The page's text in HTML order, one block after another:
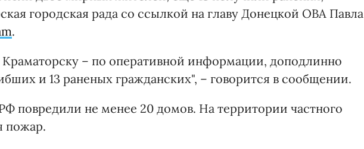
городская рада со ссылкой на главу Донецкой ОВА Павла
.
– по оперативной информации, доподлинно
и 13 раненых гражданских", – говорится в сообщении.
повредили не менее 20 домов. На территории частного
пожар.